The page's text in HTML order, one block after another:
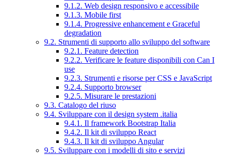
9.1.2. Web design responsivo e accessibile
9.1.3. Mobile first
9.1.4. Progressive enhancement e Graceful
degradation
9.2. Strumenti di supporto allo sviluppo del software
9.2.1. Feature detection
9.2.2. Verificare le feature disponibili con Can I
use
9.2.3. Strumenti e risorse per CSS e JavaScript
9.2.4. Supporto browser
9.2.5. Misurare le prestazioni
9.3. Catalogo del riuso
9.4. Sviluppare con il design system .italia
9.4.1. Il framework Bootstrap Italia
9.4.2. Il kit di sviluppo React
9.4.3. Il kit di sviluppo Angular
9.5. Sviluppare con i modelli di sito e servizi